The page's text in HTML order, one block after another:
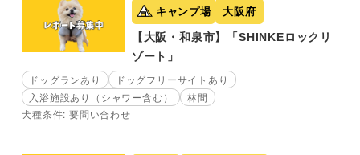
キャンプ場 大阪府
【大阪・和泉市】「SHINKEロックリ
ゾート」
ドッグランあり
ドッグフリーサイトあり
入浴施設あり（シャワー含む）
林間
犬種条件: 要問い合わせ